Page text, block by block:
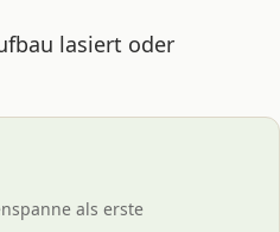
lasiert oder
als erste